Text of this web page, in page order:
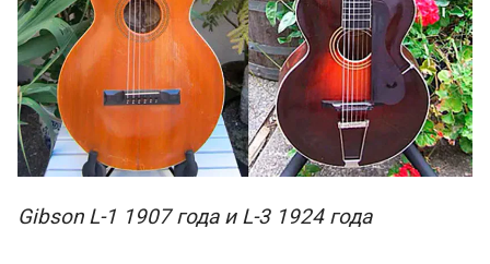
Gibson L-1 1907 года и L-3 1924 года